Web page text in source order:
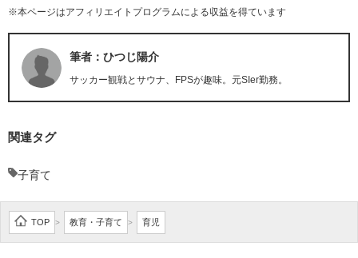
※本ページはアフィリエイトプログラムによる収益を得ています
筆者：ひつじ陽介
サッカー観戦とサウナ、FPSが趣味。元SIer勤務。
関連タグ
子育て
TOP > 教育・子育て > 育児